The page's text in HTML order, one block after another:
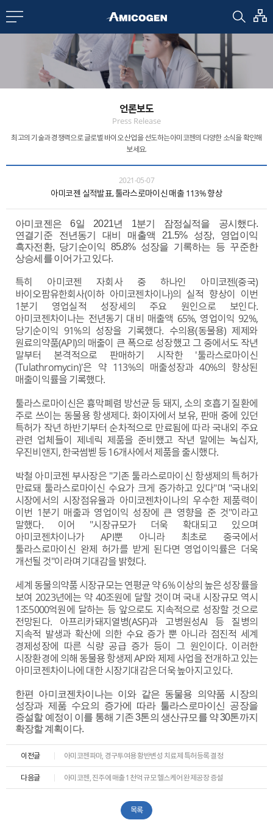
us
언론보도
Press Release
최고의 기술과 경쟁력으로 글로벌 바이오 산업을 선도하는아미코젠의 다양한 소식을 확인해
보세요.
2021-05-07
아미코젠 실적발표, 툴라스로마이신 매출 113% 향상
아미코젠은 6일 2021년 1분기 잠정실적을 공시했다.
연결기준 전년동기 대비 매출액 21.5% 성장, 영업이익
흑자전환, 당기순이익 85.8% 성장을 기록하는 등 꾸준한
상승세를 이어가고 있다.
특히 아미코젠 자회사 중 하나인 아미코젠(중국)
바이오팜유한회사(이하 아미코젠차이나)의 실적 향상이 이번
1분기 영업실적 성장세의 주요 원인으로 보인다.
아미코젠차이나는 전년동기 대비 매출액 65%, 영업이익 92%,
당기순이익 91%의 성장을 기록했다. 수의용(동물용) 제제와
원료의약품(API)의 매출이 큰 폭으로 성장했고 그 중에서도 작년
말부터 본격적으로 판매하기 시작한 '툴라스로마이신
(Tulathromycin)'은 약 113%의 매출성장과 40%의 향상된
매출이익률을 기록했다.
툴라스로마이신은 흉막폐렴 방선균 등 돼지, 소의 호흡기 질환에
주로 쓰이는 동물용 항생제다. 화이자에서 보유, 판매 중에 있던
특허가 작년 하반기부터 순차적으로 만료됨에 따라 국내외 주요
관련 업체들이 제네릭 제품을 준비했고 작년 말에는 녹십자,
우진비앤지, 한국썸벧 등 16개사에서 제품을 출시했다.
박철 아미코젠 부사장은 "기존 툴라스로마이신 항생제의 특허가
만료돼 툴라스로마이신 수요가 크게 증가하고 있다"며 "국내외
시장에서의 시장점유율과 아미코젠차이나의 우수한 제품력이
이번 1분기 매출과 영업이익 성장에 큰 영향을 준 것"이라고
말했다. 이어 "시장규모가 더욱 확대되고 있으며
아미코젠차이나가 API뿐 아니라 최초로 중국에서
툴라스로마이신 완제 허가를 받게 된다면 영업이익률은 더욱
개선될 것"이라며 기대감을 밝혔다.
세계 동물의약품 시장규모는 연평균 약 6% 이상의 높은 성장률을
보여 2023년에는 약 40조원에 달할 것이며 국내 시장규모 역시
1조5000억원에 달하는 등 앞으로도 지속적으로 성장할 것으로
전망된다. 아프리카돼지열병(ASF)과 고병원성AI 등 질병의
지속적 발생과 확산에 의한 수요 증가 뿐 아니라 점진적 세계
경제성장에 따른 식량 공급 증가 등이 그 원인이다. 이러한
시장환경에 의해 동물용 항생제 API와 제제 사업을 전개하고 있는
아미코젠차이나에 대한 시장기대감은 더욱 높아지고 있다.
한편 아미코젠차이나는 이와 같은 동물용 의약품 시장의
성장과 제품 수요의 증가에 따라 툴라스로마이신 공장을
증설할 예정이 이를 통해 기존 3톤의 생산규모를 약 30톤까지
확장할 계획이다.
이전글 아미코젠파마, 경구투여용 황반변성 치료제 특허등록 결정
다음글 아미코젠, 진주에 매출 1천억 규모 헬스케어 완제공장 증설
목록